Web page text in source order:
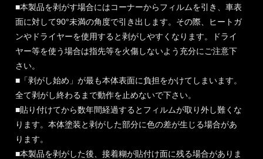
■本製品を剥がす場合にはコーナーからフィルムを引き、車表
面に対して90°未満の角度で引き出します。その際、ヒートガ
ンやドライヤーを使用すると剥がしやすくなります。ドライ
ヤー等を使う場合は指先等を火傷しないよう充分にご注意下
さい。
■「剥がし始め」が最も本体表面に負担をかけてしまいます。
全て剥がし終わるまで動作を止めないで下さい。
■貼り付けてから数年間経過するとフィルムが取り外し難くな
ります。本体塗装と剥がした部分に色の差が生じる場合があ
ります。
■本製品を剥がした後、接着糊が貼付け面に残る場合がありま